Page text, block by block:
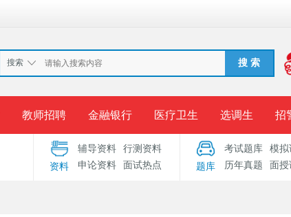
搜索 搜 索
教师招聘 金融银行 医疗卫生 选调生 招
准考证打印 成绩查询 录用公示 考
资料
辅导资料
行测资料
申论资料
面试热点 题库
考试题库
模拟
历年真题
面授